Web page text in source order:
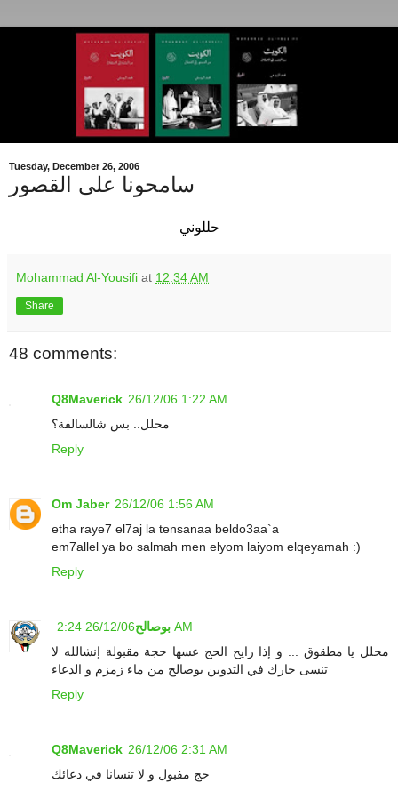
Tuesday, December 26, 2006
سامحونا على القصور
حللوني
Mohammad Al-Yousifi at 12:34 AM
Share
48 comments:
Q8Maverick 26/12/06 1:22 AM
محلل.. بس شالسالفة؟
Reply
Om Jaber 26/12/06 1:56 AM
etha raye7 el7aj la tensanaa beldo3aa`a
em7allel ya bo salmah men elyom laiyom elqeyamah :)
Reply
بوصالح 26/12/06 2:24 AM
محلل يا مطقوق ... و إذا رايح الحج عسها حجة مقبولة إنشالله لا
تنسى جارك في التدوين بوصالح من ماء زمزم و الدعاء
Reply
Q8Maverick 26/12/06 2:31 AM
حج مفبول و لا تنسانا في دعائك